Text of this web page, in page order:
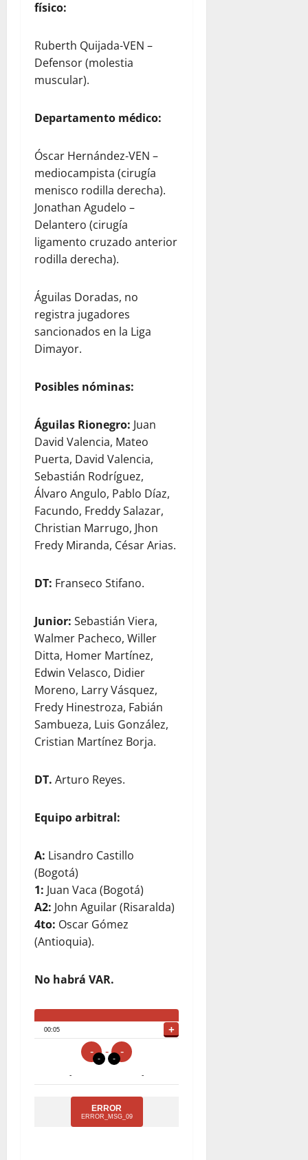
físico:
Ruberth Quijada-VEN –
Defensor (molestia
muscular).
Departamento médico:
Óscar Hernández-VEN –
mediocampista (cirugía
menisco rodilla derecha).
Jonathan Agudelo –
Delantero (cirugía
ligamento cruzado anterior
rodilla derecha).
Águilas Doradas, no
registra jugadores
sancionados en la Liga
Dimayor.
Posibles nóminas:
Águilas Rionegro: Juan
David Valencia, Mateo
Puerta, David Valencia,
Sebastián Rodríguez,
Álvaro Angulo, Pablo Díaz,
Facundo, Freddy Salazar,
Christian Marrugo, Jhon
Fredy Miranda, César Arias.
DT: Franseco Stifano.
Junior: Sebastián Viera,
Walmer Pacheco, Willer
Ditta, Homer Martínez,
Edwin Velasco, Didier
Moreno, Larry Vásquez,
Fredy Hinestroza, Fabián
Sambueza, Luis González,
Cristian Martínez Borja.
DT. Arturo Reyes.
Equipo arbitral:
A: Lisandro Castillo
(Bogotá)
1: Juan Vaca (Bogotá)
A2: John Aguilar (Risaralda)
4to: Oscar Gómez
(Antioquia).
No habrá VAR.